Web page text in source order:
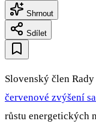
Shrnout
Sdílet
Slovenský člen
červenové zvýšení
růstu energetických